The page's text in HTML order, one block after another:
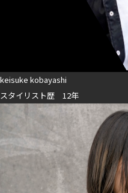
keisuke kobayashi
スタイリスト歴 12年